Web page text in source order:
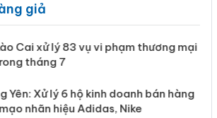
giả
Lào Cai xử lý 83 vụ vi phạm thương
mại trong tháng 7